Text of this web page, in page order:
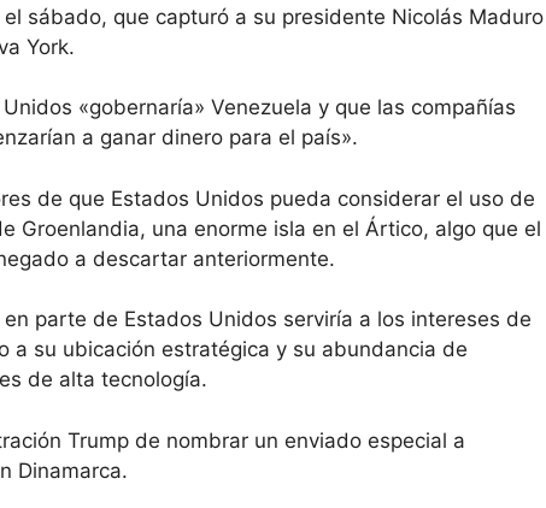
el sábado, que capturó a su presidente Nicolás Maduro
York.
«gobernaría» Venezuela y que las compañías
a ganar dinero para el país».
de que Estados Unidos pueda considerar el uso de
Groenlandia, una enorme isla en el Ártico, algo que el
a descartar anteriormente.
parte de Estados Unidos serviría a los intereses de
a su ubicación estratégica y su abundancia de
de alta tecnología.
Trump de nombrar un enviado especial a
Dinamarca.